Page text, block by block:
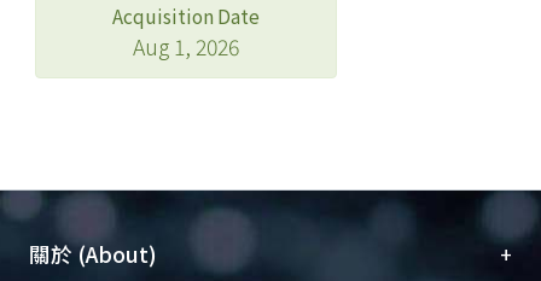
Acquisition Date
Aug 1, 2026
關於 (About) +